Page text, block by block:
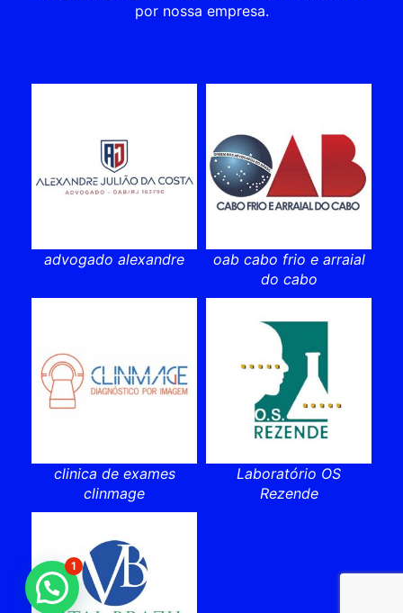
por nossa empresa.
advogado alexandre
oab cabo frio e arraial
do cabo
clinica de exames
clinmage
Laboratório OS
Rezende
1